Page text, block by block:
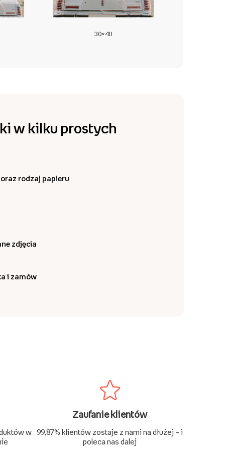
30×40
w kilku prostych
rodzaj papieru
zdjęcia
i zamów
w
Zaufanie klientów
99,87% klientów zostaje z nami na dłużej – i
poleca nas dalej